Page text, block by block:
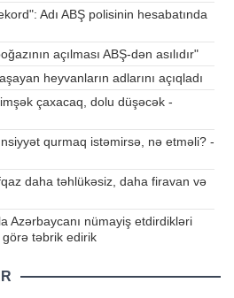
Adı ABŞ polisinin hesabatında
açılması ABŞ-dən asılıdır"
heyvanların adlarını açıqladı
çaxacaq, dolu düşəcək -
qurmaq istəmirsə, nə etməli? -
daha təhlükəsiz, daha firavan və
Azərbaycanı nümayiş etdirdikləri
təbrik edirik